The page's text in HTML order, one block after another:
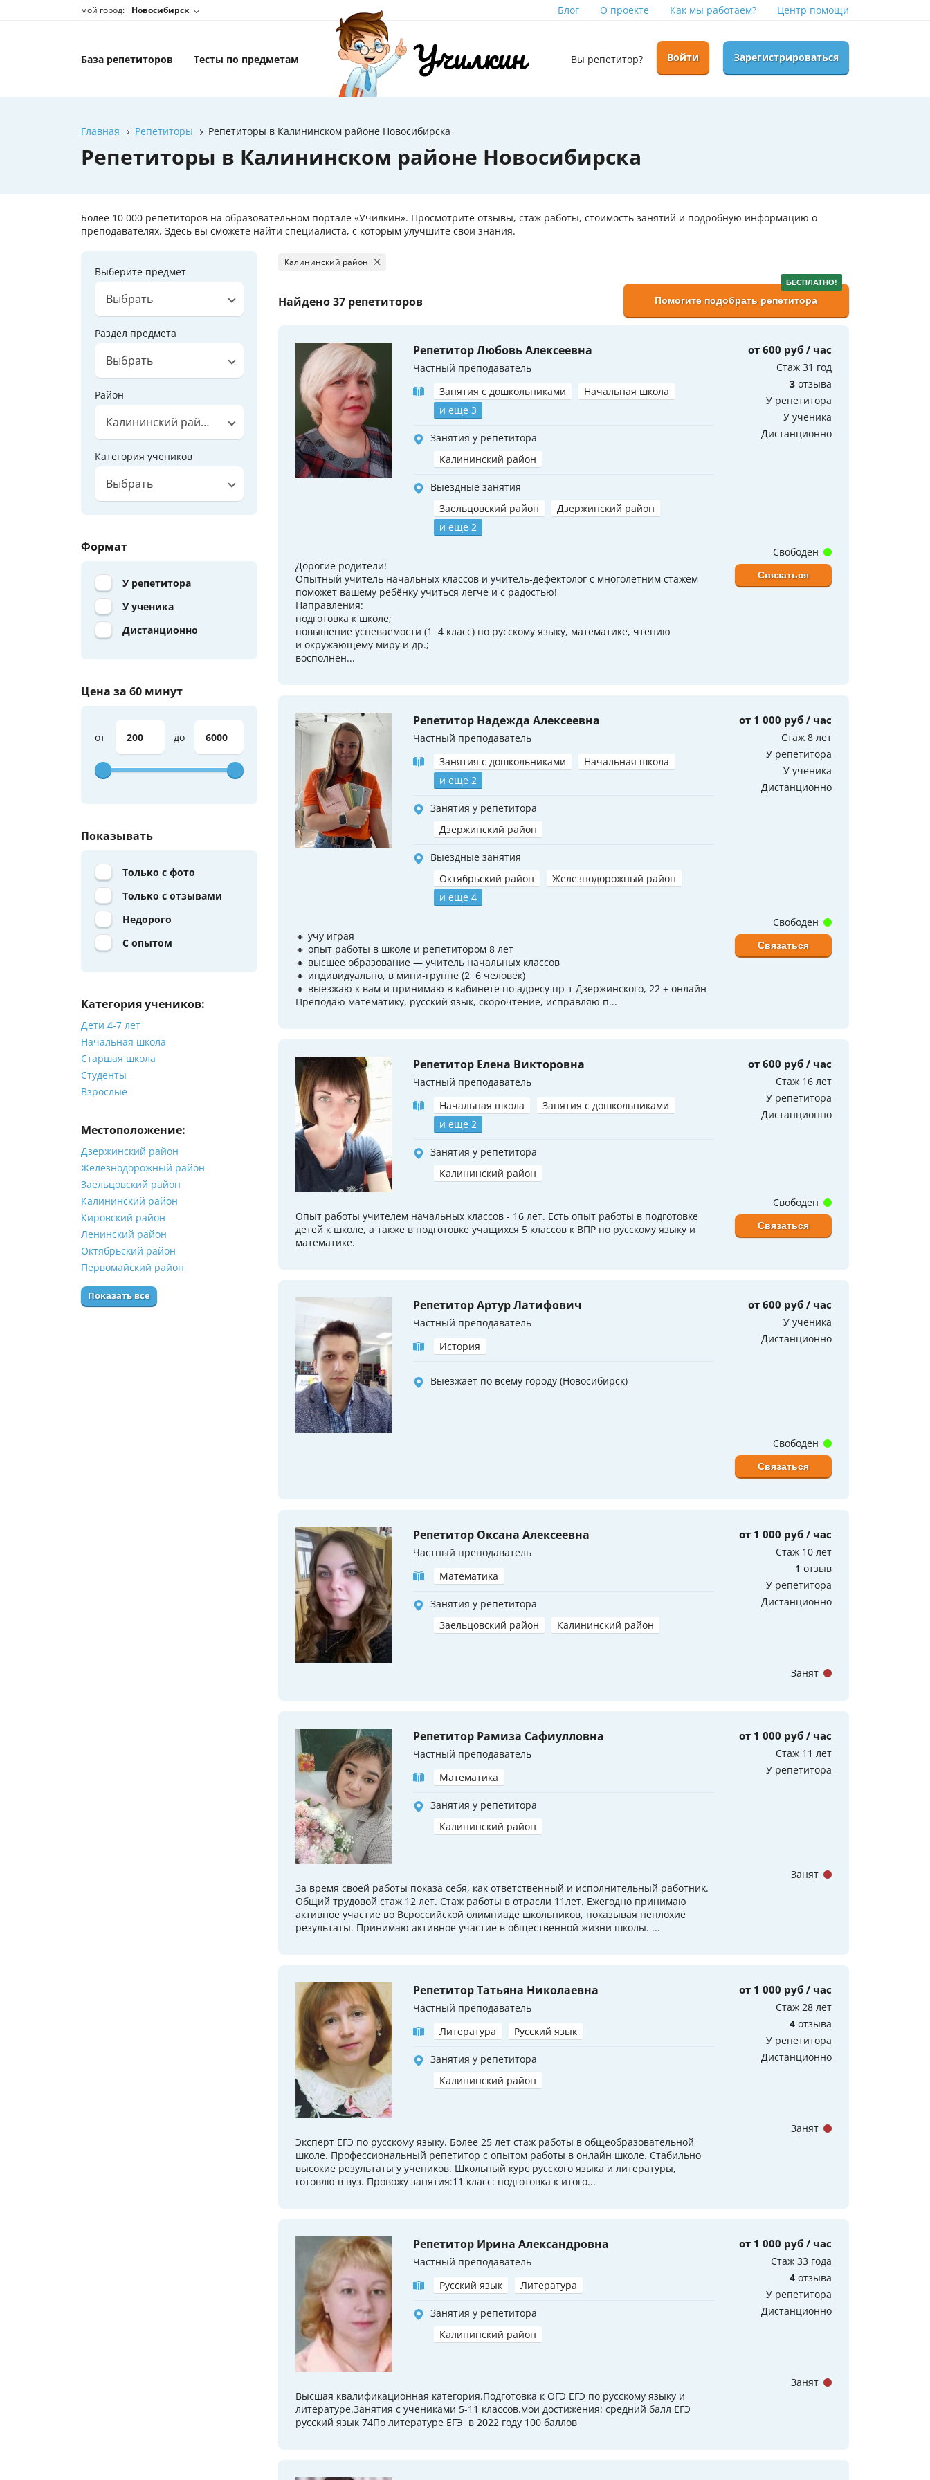
мой город: Новосибирск Блог О проекте Как мы работаем? Центр помощи
База репетиторов Тесты по предметам Вы репетитор? Войти Зарегистрироваться
Главная Репетиторы Репетиторы в Калининском районе Новосибирска
Репетиторы в Калининском районе Новосибирска
Более 10 000 репетиторов на образовательном портале «Училкин». Просмотрите отзывы, стаж работы, стоимость занятий и подробную информацию о
преподавателях. Здесь вы сможете найти специалиста, с которым улучшите свои знания.
Выберите предмет
Выбрать
Раздел предмета
Выбрать
Район
Калининский район
Категория учеников
Выбрать
Формат
У репетитора
У ученика
Дистанционно
Цена за 60 минут
от до
Показывать
Только с фото
Только с отзывами
Недорого
С опытом
Категория учеников:
Дети 4-7 лет
Начальная школа
Старшая школа
Студенты
Взрослые
Местоположение:
Дзержинский район
Железнодорожный район
Заельцовский район
Калининский район
Кировский район
Ленинский район
Октябрьский район
Первомайский район
Показать все
Калининский район
Найдено37 репетиторов
БЕСПЛАТНО!
Помогите подобрать репетитора
Репетитор Любовь Алексеевна
Частный преподаватель
Занятия с дошкольниками
Начальная школа
и еще 3
Занятия у репетитора
Калининский район
Выездные занятия
Заельцовский район
Дзержинский район
и еще 2
от 600 руб / час
Стаж 31 год
3 отзыва
У репетитора
У ученика
Дистанционно
Дорогие родители!
Опытный учитель начальных классов и учитель‑дефектолог с многолетним стажем
поможет вашему ребёнку учиться легче и с радостью!
Направления:
подготовка к школе;
повышение успеваемости (1−4 класс) по русскому языку, математике, чтению
и окружающему миру и др.;
восполнен...
Свободен
Связаться
Репетитор Надежда Алексеевна
Частный преподаватель
Занятия с дошкольниками
Начальная школа
и еще 2
Занятия у репетитора
Дзержинский район
Выездные занятия
Октябрьский район
Железнодорожный район
и еще 4
от 1 000 руб / час
Стаж 8 лет
У репетитора
У ученика
Дистанционно
🔸 учу играя
🔸 опыт работы в школе и репетитором 8 лет
🔸 высшее образование — учитель начальных классов
🔸 индивидуально, в мини-группе (2−6 человек)
🔸 выезжаю к вам и принимаю в кабинете по адресу пр-т Дзержинского, 22 + онлайн
Преподаю математику, русский язык, скорочтение, исправляю п...
Свободен
Связаться
Репетитор Елена Викторовна
Частный преподаватель
Начальная школа
Занятия с дошкольниками
и еще 2
Занятия у репетитора
Калининский район
от 600 руб / час
Стаж 16 лет
У репетитора
Дистанционно
Опыт работы учителем начальных классов - 16 лет. Есть опыт работы в подготовке
детей к школе, а также в подготовке учащихся 5 классов к ВПР по русскому языку и
математике.
Свободен
Связаться
Репетитор Артур Латифович
Частный преподаватель
История
Выезжает по всему городу (Новосибирск)
от 600 руб / час
У ученика
Дистанционно
Свободен
Связаться
Репетитор Оксана Алексеевна
Частный преподаватель
Математика
Занятия у репетитора
Заельцовский район
Калининский район
от 1 000 руб / час
Стаж 10 лет
1 отзыв
У репетитора
Дистанционно
Занят
Репетитор Рамиза Сафиулловна
Частный преподаватель
Математика
Занятия у репетитора
Калининский район
от 1 000 руб / час
Стаж 11 лет
У репетитора
За время своей работы показа себя, как ответственный и исполнительный работник.
Общий трудовой стаж 12 лет. Стаж работы в отрасли 11лет. Ежегодно принимаю
активное участие во Всроссийской олимпиаде школьников, показывая неплохие
результаты. Принимаю активное участие в общественной жизни школы. ...
Занят
Репетитор Татьяна Николаевна
Частный преподаватель
Литература
Русский язык
Занятия у репетитора
Калининский район
от 1 000 руб / час
Стаж 28 лет
4 отзыва
У репетитора
Дистанционно
Эксперт ЕГЭ по русскому языку. Более 25 лет стаж работы в общеобразовательной
школе. Профессиональный репетитор с опытом работы в онлайн школе. Стабильно
высокие результаты у учеников. Школьный курс русского языка и литературы,
готовлю в вуз. Провожу занятия:11 класс: подготовка к итого...
Занят
Репетитор Ирина Александровна
Частный преподаватель
Русский язык
Литература
Занятия у репетитора
Калининский район
от 1 000 руб / час
Стаж 33 года
4 отзыва
У репетитора
Дистанционно
Высшая квалификационная категория.Подготовка к ОГЭ ЕГЭ по русскому языку и
литературе.Занятия с учениками 5-11 классов.мои достижения: средний балл ЕГЭ
русский язык 74По литературе ЕГЭ в 2022 году 100 баллов
Занят